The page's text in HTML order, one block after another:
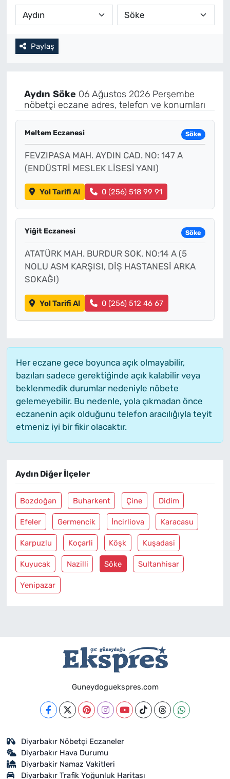
Paylaş
Aydın Söke 06 Ağustos 2026 Perşembe
nöbetçi eczane adres, telefon ve konumları
Meltem Eczanesi Söke
FEVZIPASA MAH. AYDIN CAD. NO: 147 A
(ENDÜSTRİ MESLEK LİSESİ YANI)
Yol Tarifi Al 0 (256) 518 99 91
Yiğit Eczanesi Söke
ATATÜRK MAH. BURDUR SOK. NO:14 A (5
NOLU ASM KARŞISI, DİŞ HASTANESİ ARKA
SOKAĞI)
Yol Tarifi Al 0 (256) 512 46 67
Her eczane gece boyunca açık olmayabilir,
bazıları sadece gerektiğinde açık kalabilir veya
beklenmedik durumlar nedeniyle nöbete
gelemeyebilir. Bu nedenle, yola çıkmadan önce
eczanenin açık olduğunu telefon aracılığıyla teyit
etmeniz iyi bir fikir olacaktır.
Aydın Diğer İlçeler
Bozdoğan Buharkent Çine Didim
Efeler Germencik İncirliova Karacasu
Karpuzlu Koçarli Köşk Kuşadasi
Kuyucak Nazilli Söke Sultanhisar
Yenipazar
Guneydoguekspres.com
Diyarbakır Nöbetçi Eczaneler
Diyarbakır Hava Durumu
Diyarbakir Namaz Vakitleri
Diyarbakır Trafik Yoğunluk Haritası